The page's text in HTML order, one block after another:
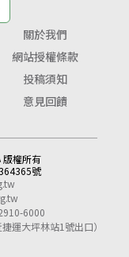
關於我們
網站授權條款
投稿須知
意見回饋
權所有
號
6000
運大坪林站1號出口）